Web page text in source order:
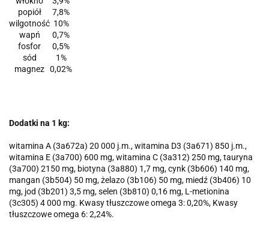
popiół
7,8%
wilgotność 10%
wapń
0,7%
fosfor
0,5%
sód
1%
magnez 0,02%
Dodatki na 1 kg:
witamina A (3a672a) 20 000 j.m., witamina D3 (3a671) 850 j.m.,
witamina E (3a700) 600 mg, witamina C (3a312) 250 mg, tauryna
(3a700) 2150 mg, biotyna (3a880) 1,7 mg, cynk (3b606) 140 mg,
mangan (3b504) 50 mg, żelazo (3b106) 50 mg, miedź (3b406) 10
mg, jod (3b201) 3,5 mg, selen (3b810) 0,16 mg, L-metionina
(3c305) 4 000 mg. Kwasy tłuszczowe omega 3: 0,20%, Kwasy
tłuszczowe omega 6: 2,24%.